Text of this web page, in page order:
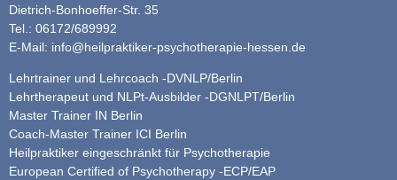
Dietrich-Bonhoeffer-Str. 35
Tel.: 06172/689992
E-Mail: info@heilpraktiker-psychotherapie-hessen.de
Lehrtrainer und Lehrcoach -DVNLP/Berlin
Lehrtherapeut und NLPt-Ausbilder -DGNLPT/Berlin
Master Trainer IN Berlin
Coach-Master Trainer ICI Berlin
Heilpraktiker eingeschränkt für Psychotherapie
European Certified of Psychotherapy -ECP/EAP